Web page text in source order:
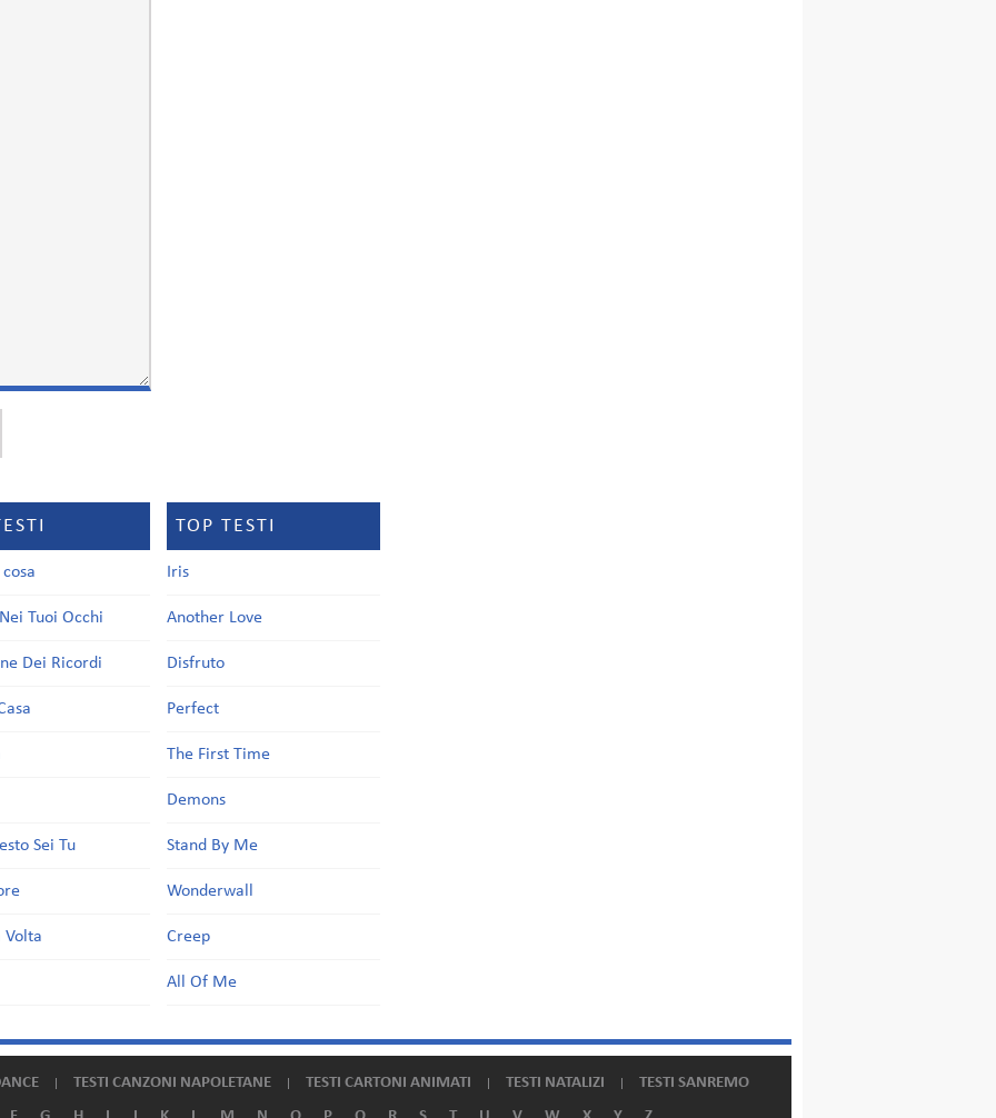
Tuoi Occhi
Dei Ricordi
Sei Tu
Volta
TOP TESTI
Iris
Another Love
Disfruto
Perfect
The First Time
Demons
Stand By Me
Wonderwall
Creep
All Of Me
TESTI CANZONI NAPOLETANE TESTI CARTONI ANIMATI TESTI NATALIZI
TESTI SANREMO